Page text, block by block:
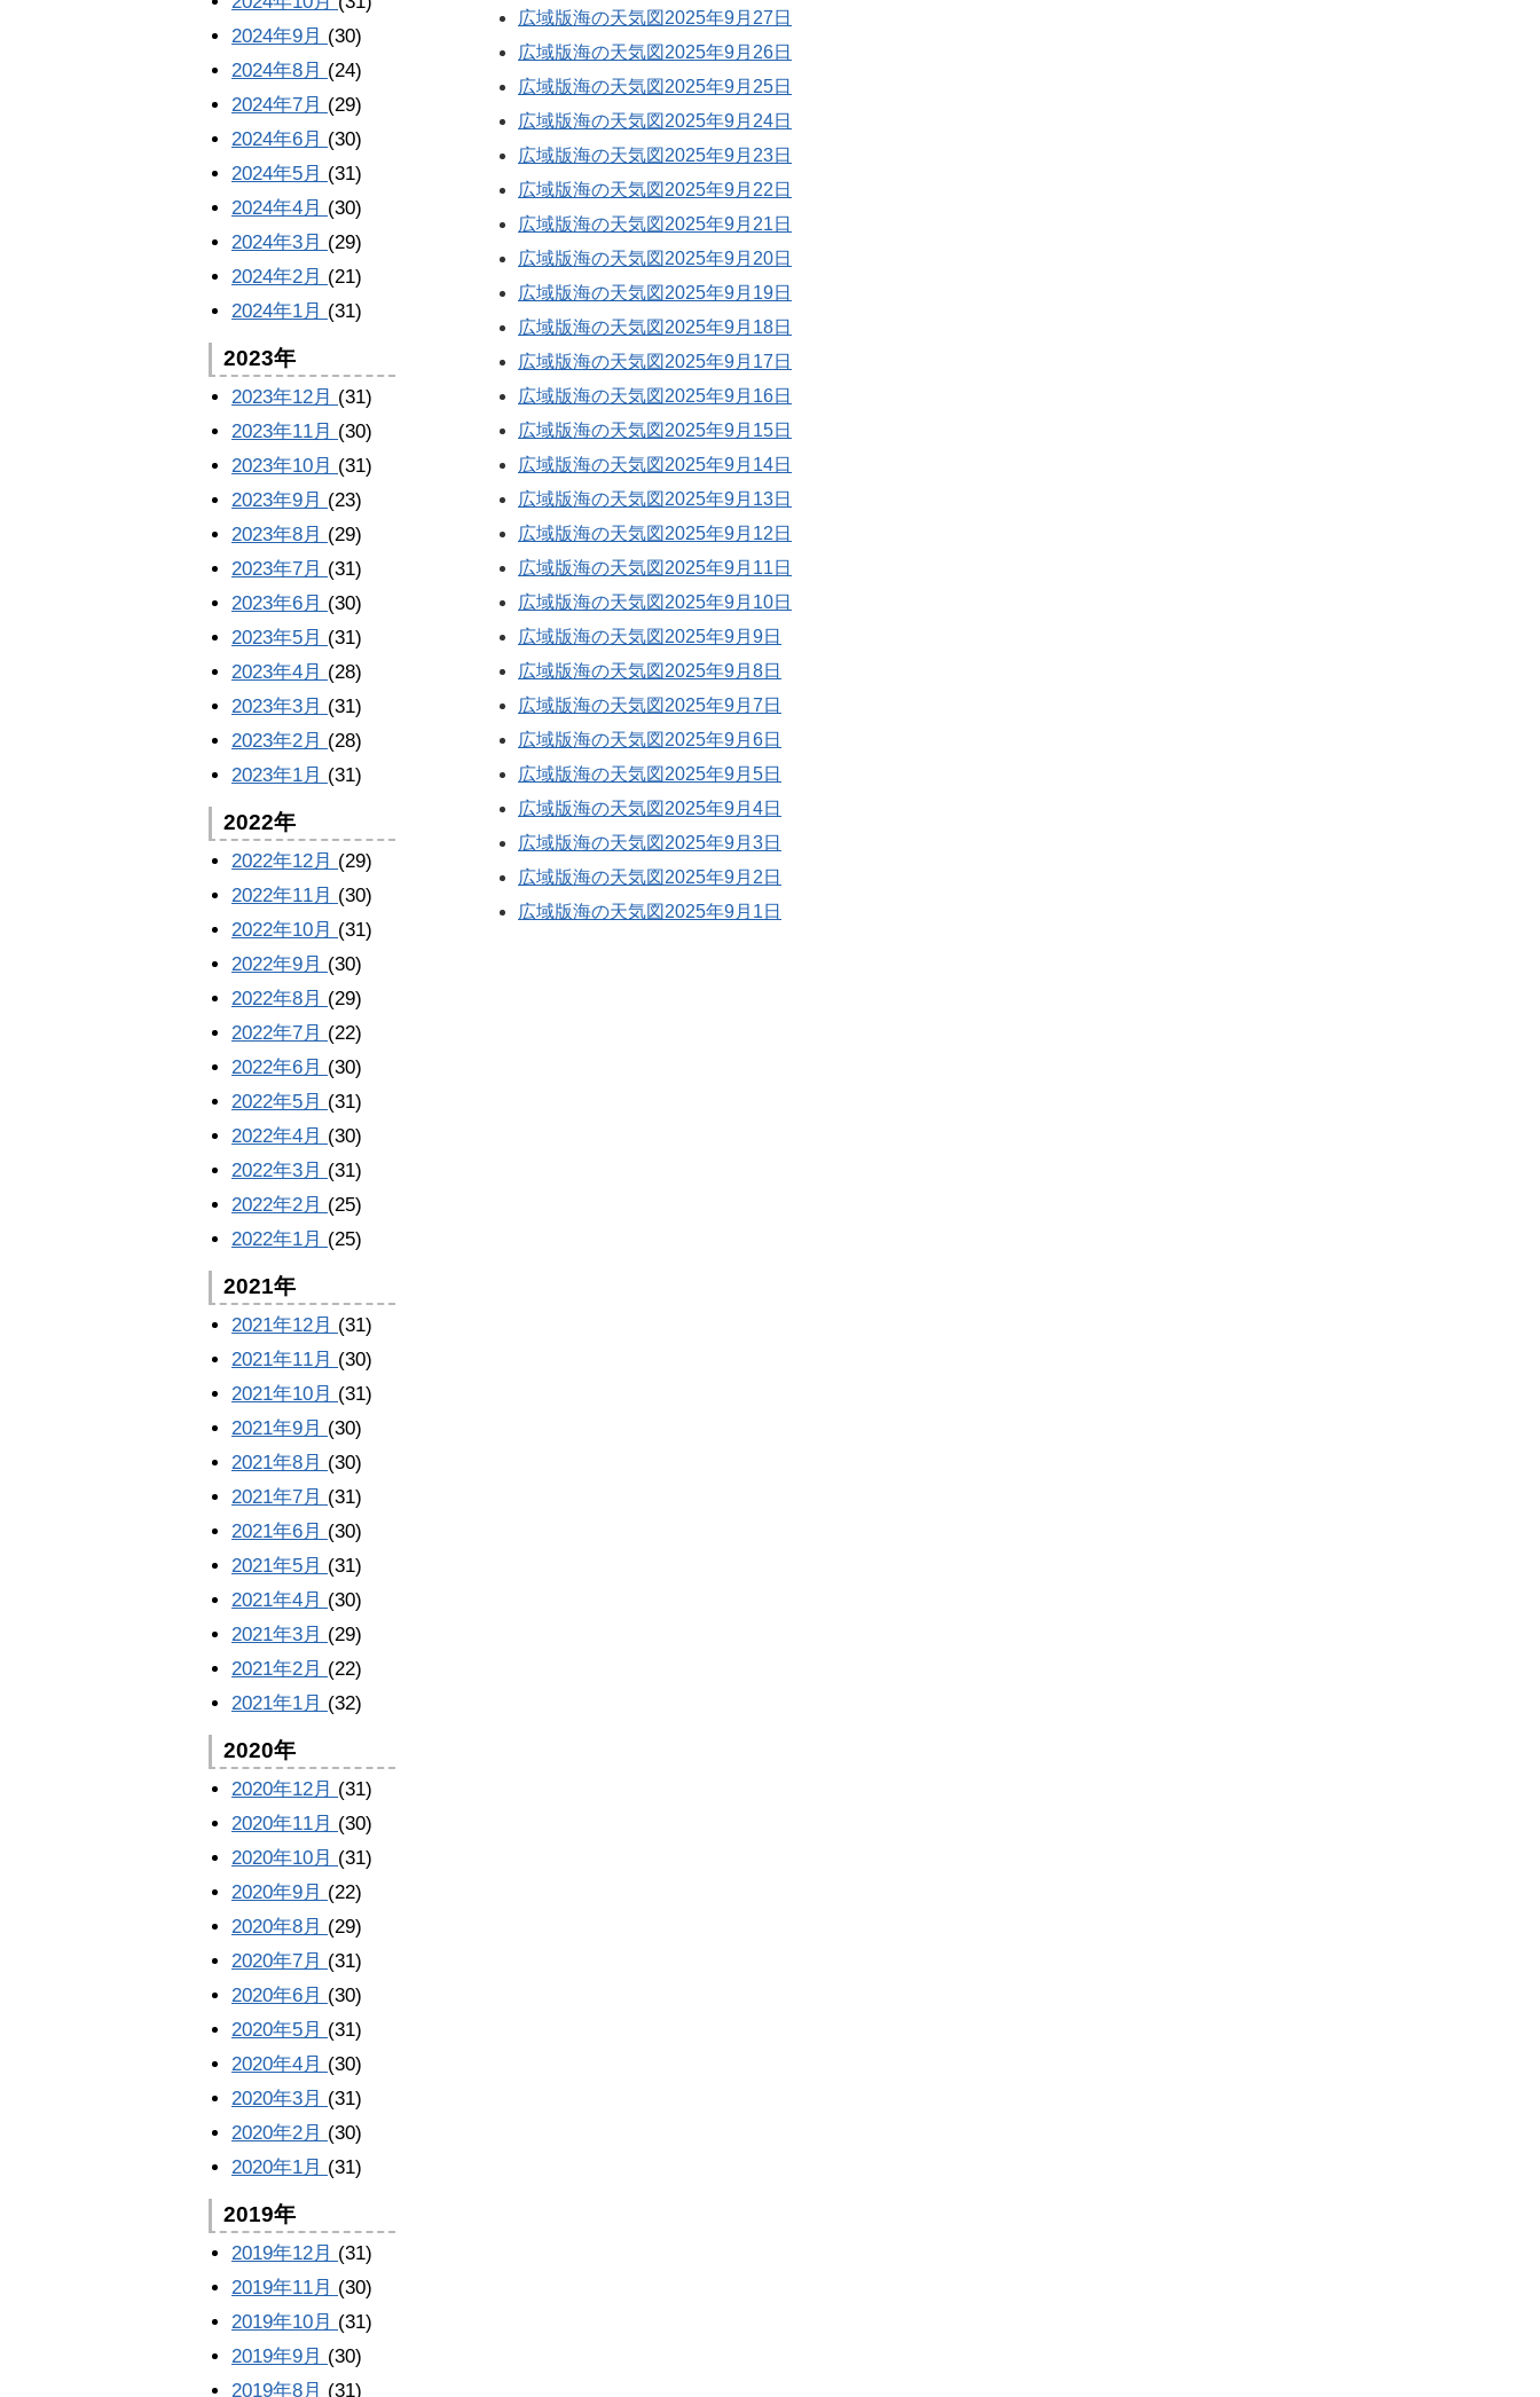
広域版海の天気図2025年9月27日
広域版海の天気図2025年9月26日
広域版海の天気図2025年9月25日
広域版海の天気図2025年9月24日
広域版海の天気図2025年9月23日
広域版海の天気図2025年9月22日
広域版海の天気図2025年9月21日
広域版海の天気図2025年9月20日
広域版海の天気図2025年9月19日
広域版海の天気図2025年9月18日
広域版海の天気図2025年9月17日
広域版海の天気図2025年9月16日
広域版海の天気図2025年9月15日
広域版海の天気図2025年9月14日
広域版海の天気図2025年9月13日
広域版海の天気図2025年9月12日
広域版海の天気図2025年9月11日
広域版海の天気図2025年9月10日
広域版海の天気図2025年9月9日
広域版海の天気図2025年9月8日
広域版海の天気図2025年9月7日
広域版海の天気図2025年9月6日
広域版海の天気図2025年9月5日
広域版海の天気図2025年9月4日
広域版海の天気図2025年9月3日
広域版海の天気図2025年9月2日
広域版海の天気図2025年9月1日
2024年9月 (30)
2024年8月 (24)
2024年7月 (29)
2024年6月 (30)
2024年5月 (31)
2024年4月 (30)
2024年3月 (29)
2024年2月 (21)
2024年1月 (31)
2023年
2023年12月 (31)
2023年11月 (30)
2023年10月 (31)
2023年9月 (23)
2023年8月 (29)
2023年7月 (31)
2023年6月 (30)
2023年5月 (31)
2023年4月 (28)
2023年3月 (31)
2023年2月 (28)
2023年1月 (31)
2022年
2022年12月 (29)
2022年11月 (30)
2022年10月 (31)
2022年9月 (30)
2022年8月 (29)
2022年7月 (22)
2022年6月 (30)
2022年5月 (31)
2022年4月 (30)
2022年3月 (31)
2022年2月 (25)
2022年1月 (25)
2021年
2021年12月 (31)
2021年11月 (30)
2021年10月 (31)
2021年9月 (30)
2021年8月 (30)
2021年7月 (31)
2021年6月 (30)
2021年5月 (31)
2021年4月 (30)
2021年3月 (29)
2021年2月 (22)
2021年1月 (32)
2020年
2020年12月 (31)
2020年11月 (30)
2020年10月 (31)
2020年9月 (22)
2020年8月 (29)
2020年7月 (31)
2020年6月 (30)
2020年5月 (31)
2020年4月 (30)
2020年3月 (31)
2020年2月 (30)
2020年1月 (31)
2019年
2019年12月 (31)
2019年11月 (30)
2019年10月 (31)
2019年9月 (30)
2019年8月 (31)